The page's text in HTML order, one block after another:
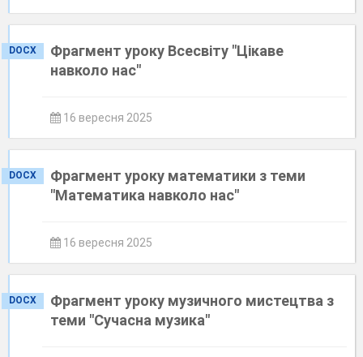
DOCX
Фрагмент уроку Всесвіту "Цікаве
навколо нас"
16 вересня 2025
DOCX
Фрагмент уроку математики з теми
"Математика навколо нас"
16 вересня 2025
DOCX
Фрагмент уроку музичного мистецтва з
теми "Сучасна музика"